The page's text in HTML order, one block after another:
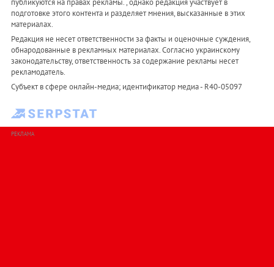
публикуются на правах рекламы. , однако редакция участвует в
подготовке этого контента и разделяет мнения, высказанные в этих
материалах.
Редакция не несет ответственности за факты и оценочные суждения,
обнародованные в рекламных материалах. Согласно украинскому
законодательству, ответственность за содержание рекламы несет
рекламодатель.
Субъект в сфере онлайн-медиа; идентификатор медиа - R40-05097
РЕКЛАМА